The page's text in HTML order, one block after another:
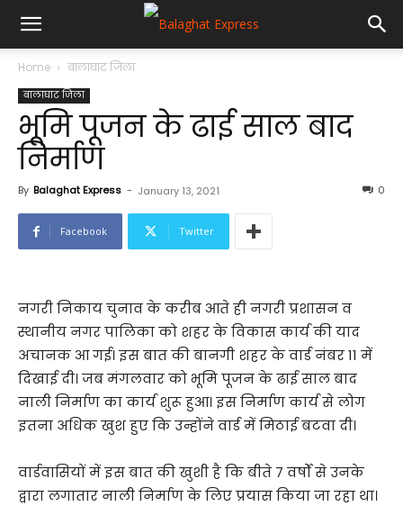
Home बालाघाट जिला
बालाघाट जिला
भूमि पूजन के ढाई साल बाद
निर्माण
By Balaghat Express - January 13, 2021 0
Facebook Twitter
नगरी निकाय चुनाव के करीब आते ही नगरी प्रशासन व
स्थानीय नगर पालिका को शहर के विकास कार्य की याद
अचानक आ गई। इस बात की बानगी शहर के वार्ड नंबर 11 में
दिखाई दी। जब मंगलवार को भूमि पूजन के ढाई साल बाद
नाली निर्माण का कार्य शुरू हुआ। इस निर्माण कार्य से लोग
इतना अधिक खुश हुए कि उन्होंने वार्ड में मिठाई बटवा दी।
वार्डवासियों में इस बात की खुशी है कि बीते 7 वर्षों से उनके
द्वारा लगातार नाली निर्माण के लिए प्रयास किया जा रहा था।